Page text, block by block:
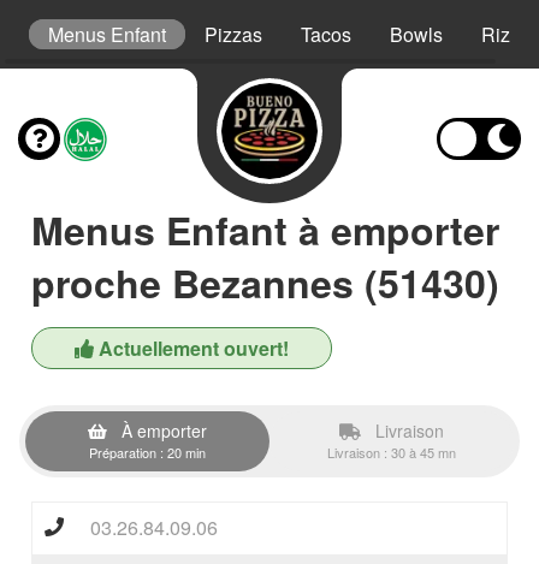
Menus Enfant Pizzas Tacos Bowls Riz
Menus Enfant à emporter
proche Bezannes (51430)
Actuellement ouvert!
À emporter
Préparation : 20 min
Livraison
Livraison : 30 à 45 mn
03.26.84.09.06